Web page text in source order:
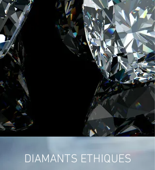
DIAMANTS ETHIQUES